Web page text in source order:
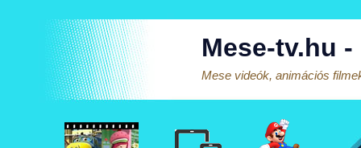
Mese-tv.hu
Mese videók, animációs